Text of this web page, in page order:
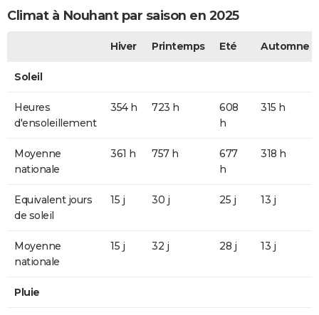
Climat à Nouhant par saison en 2025
Hiver Printemps Eté Automne
Soleil
Heures
d'ensoleillement
354 h 723 h
608
h
315 h
Moyenne
nationale
361 h 757 h
677
h
318 h
Equivalent jours
de soleil
15 j 30 j 25 j 13 j
Moyenne
nationale
15 j 32 j 28 j 13 j
Pluie